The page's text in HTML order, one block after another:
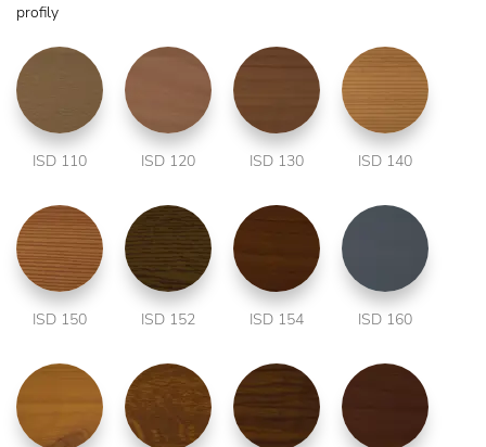
profily
ISD 110 ISD 120 ISD 130 ISD 140
ISD 150 ISD 152 ISD 154 ISD 160